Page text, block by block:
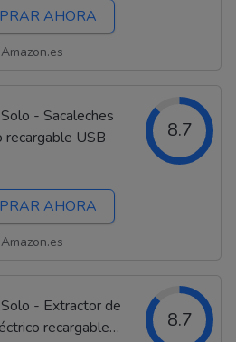
AHORA
Amazon.es
- Sacaleches
recargable USB
8.7
AHORA
Amazon.es
- Extractor de
recargable
8.7